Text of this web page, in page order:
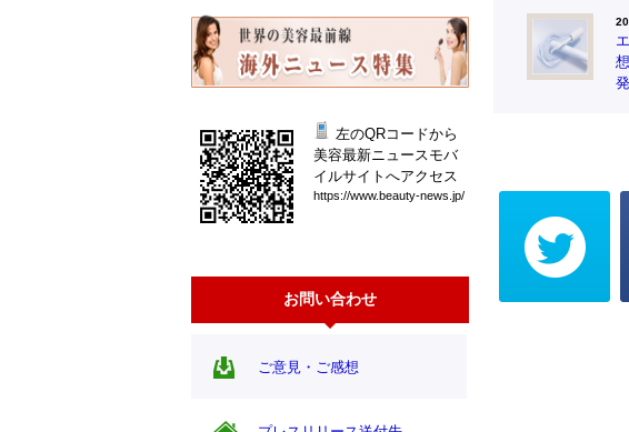
左のQRコードから
美容最新ニュースモバ
イルサイトへアクセス
https://www.beauty-news. jp/
お問い合わせ
ご意見・ご感想